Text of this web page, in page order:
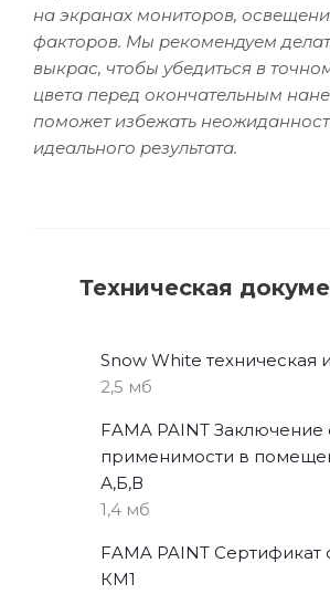
на экранах мониторов,
факторов. Мы рекомендуем
выкрас, чтобы убедиться в
цвета перед окончательным
поможет избежать
идеального результата.
Техническая
Snow White техническая
2,5 мб
FAMA PAINT Заключение
применимости в
А,Б,В
1,4 мб
FAMA PAINT Сертификат
КМ1